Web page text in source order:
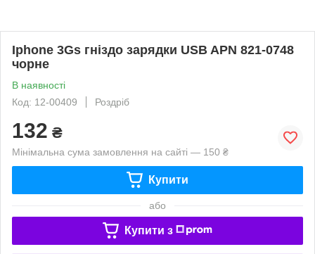
Iphone 3Gs гніздо зарядки USB APN 821-0748
чорне
В наявності
Код: 12-00409
Роздріб
132 ₴
Мінімальна сума замовлення на сайті — 150 ₴
Купити
або
Купити з